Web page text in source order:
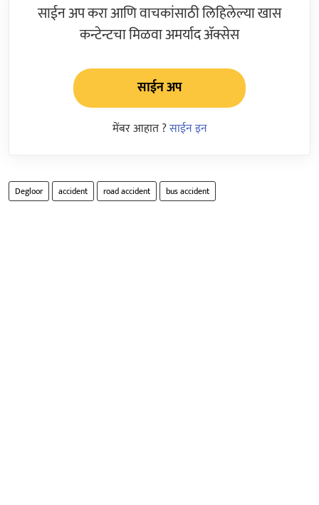
साईन अप करा आणि वाचकांसाठी लिहिलेल्या खास
कन्टेन्टचा मिळवा अमर्याद ॲक्सेस
साईन अप
मेंबर आहात ?साईन इन
Degloor accident road accident bus accident